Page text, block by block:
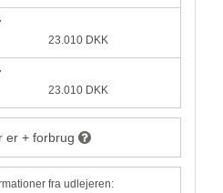
23.010 DKK
23.010 DKK
er + forbrug
fra udlejeren: